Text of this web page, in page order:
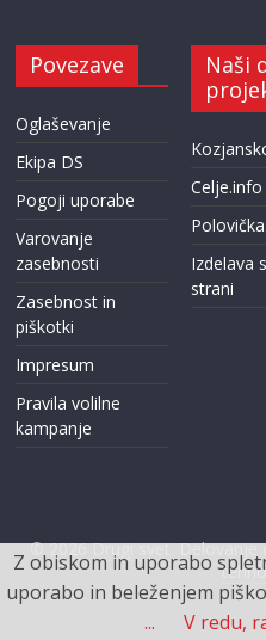
Povezave
Oglaševanje
Ekipa DS
Pogoji uporabe
Varovanje
zasebnosti
Zasebnost in
piškotki
Impresum
Pravila volilne
kampanje
Naši
Celje.info
Izdelava
strani
© 2026Drugi svet. Delovanje
Z obiskom in uporabo
uporabo in beleženjem
...
V redu,